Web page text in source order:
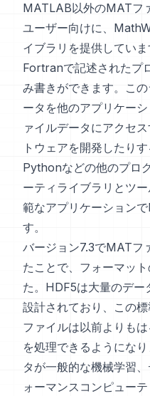
MATLAB以外のMATフ
ユーザー向けに、
イブラリを提供してい
Fortranで記述されたプ
み書きができます。こ
ータを他のアプリケー
ァイルデータにアクセ
トウェアを開発したり
Pythonなどの他のプロ
ーティライブラリとツ
範なアプリケーション
す。
バージョン7.3でMATフ
たことで、フォーマッ
た。HDF5は大量のデー
設計されており、この
ファイルは以前よりも
を処理できるようにな
タが一般的な機械学習
ォーマンスコンピュー